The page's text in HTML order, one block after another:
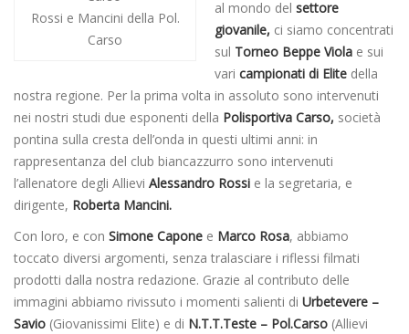
Rossi e Mancini della Pol.
Carso
al mondo del settore
giovanile, ci siamo concentrati
sul Torneo Beppe Viola e sui
vari campionati di Elite della
nostra regione. Per la prima volta in assoluto sono intervenuti
nei nostri studi due esponenti della Polisportiva Carso, società
pontina sulla cresta dell’onda in questi ultimi anni: in
rappresentanza del club biancazzurro sono intervenuti
l’allenatore degli Allievi Alessandro Rossi e la segretaria, e
dirigente, Roberta Mancini.
Con loro, e con Simone Capone e Marco Rosa, abbiamo
toccato diversi argomenti, senza tralasciare i riflessi filmati
prodotti dalla nostra redazione. Grazie al contributo delle
immagini abbiamo rivissuto i momenti salienti di Urbetevere –
Savio (Giovanissimi Elite) e di N.T.T.Teste – Pol.Carso (Allievi